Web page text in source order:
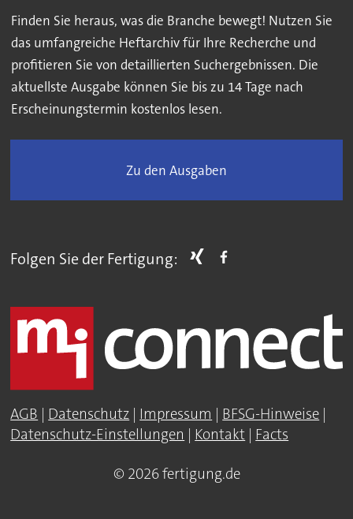
Finden Sie heraus, was die Branche bewegt! Nutzen Sie
das umfangreiche Heftarchiv für Ihre Recherche und
profitieren Sie von detaillierten Suchergebnissen. Die
aktuellste Ausgabe können Sie bis zu 14 Tage nach
Erscheinungstermin kostenlos lesen.
Zu den Ausgaben
Folgen Sie der Fertigung:
AGB | Datenschutz | Impressum | BFSG-Hinweise |
Datenschutz-Einstellungen | Kontakt | Facts
© 2026 fertigung.de